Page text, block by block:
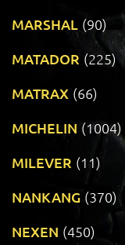
MARSHAL (90)
MATADOR (225)
MATRAX (66)
MICHELIN (1004)
MILEVER (11)
NANKANG (370)
NEXEN (450)